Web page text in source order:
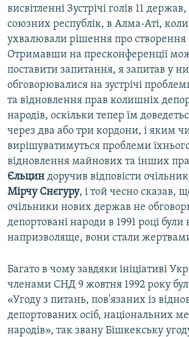
висвітленні Зустрічі голів 11
союзних республік, в Алма-Аті,
ухвалювали рішення про
Отримавши на пресконференції
поставити запитання, я запитав у
обговорювалися на зустрічі
та відновлення прав колишніх
народів, оскільки тепер їм
через два або три кордони, і яким
вирішуватимуться проблеми
відновлення майнових та інших
Єльцин доручив відповісти
Мірчу Снєгуру, і той чесно сказав,
очільники нових держав не
депортовані народи в 1991 році були
напризволяще, вони стали жертвами
Багато в чому завдяки ініціативі
членами СНД 9 жовтня 1992 року
«Угоду з питань, пов'язаних із
депортованих осіб, національних
народів», так звану Бішкекську